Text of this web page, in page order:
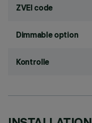
ZVEI code
Dimmable option
Kontrolle